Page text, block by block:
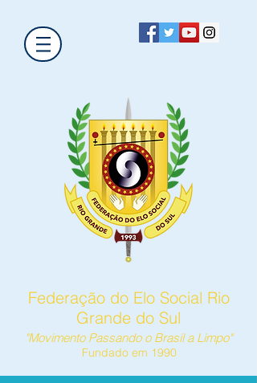
Federação do Elo Social Rio
Grande do Sul
"Movimento Passando o Brasil a Limpo"
Fundado em 1990